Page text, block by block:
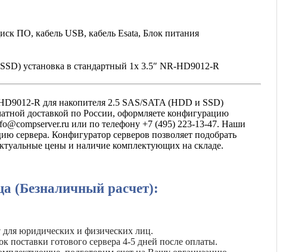
ПО, кабель USB, кабель Esata, Блок питания
установка в стандартный 1x 3.5″ NR-HD9012-R
R для накопителя 2.5 SAS/SATA (HDD и SSD)
доставкой по России, оформляете конфигурацию
или по телефону +7 (495) 223-13-47. Наши
сервера. Конфигуратор серверов позволяет подобрать
цены и наличие комплектующих на складе.
(Безналичный расчет):
юридических и физических лиц.
поставки готового сервера 4-5 дней после оплаты.